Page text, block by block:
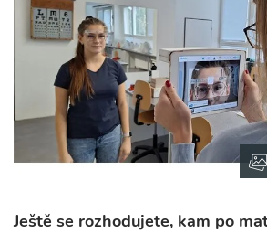
Ještě se rozhodujete, kam po